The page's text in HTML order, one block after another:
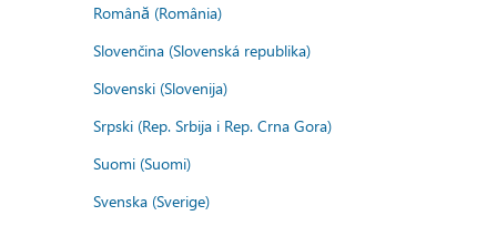
Română (România)
Slovenčina (Slovenská republika)
Slovenski (Slovenija)
Srpski (Rep. Srbija i Rep. Crna Gora)
Suomi (Suomi)
Svenska (Sverige)